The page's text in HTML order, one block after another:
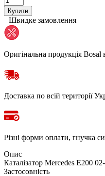
Купити
Швидке замовлення
Оригінальна продукція Bosal
Доставка по всій території
Різні форми оплати, гнучка
Опис
Каталізатор Mercedes E200
Застосовність